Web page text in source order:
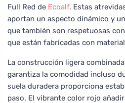
Full Red de Ecoalf. Estas
aportan un aspecto dinámico y
que también son respetuosas
que están fabricadas con
La construcción ligera
garantiza la comodidad incluso
suela duradera proporciona
paso. El vibrante color rojo